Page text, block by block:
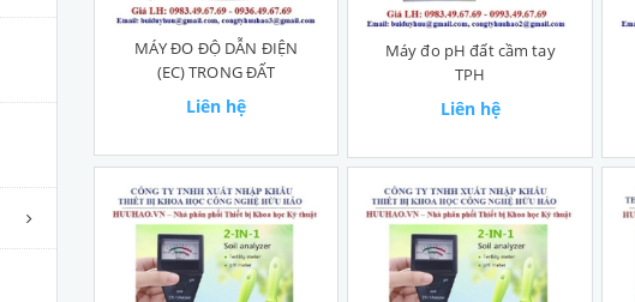
MÁY ĐO ĐỘ DẪN ĐIỆN
(EC) TRONG ĐẤT
Liên hệ
Máy đo pH đất cầm tay
TPH
Liên hệ